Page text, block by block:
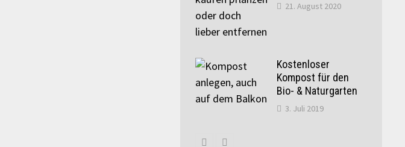
21. August 2020
Kostenloser
Kompost für den
Bio- & Naturgarten
3. Juli 2019